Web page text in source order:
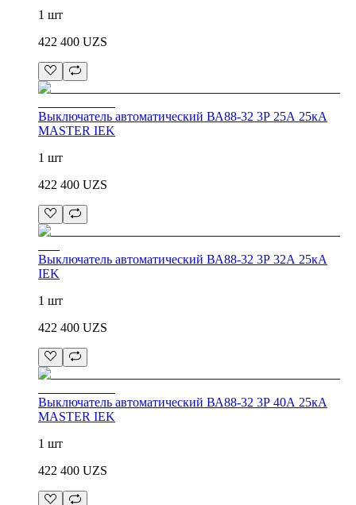
1 шт
422 400 UZS
Выключатель автоматический ВА88-32 3Р 25А 25кА
MASTER IEK
1 шт
422 400 UZS
Выключатель автоматический ВА88-32 3Р 32А 25кА
IEK
1 шт
422 400 UZS
Выключатель автоматический ВА88-32 3Р 40А 25кА
MASTER IEK
1 шт
422 400 UZS